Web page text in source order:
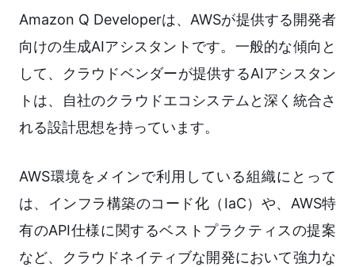
Amazon Q Developerは、AWSが提供する開発者
向けの生成AIアシスタントです。一般的な傾向と
して、クラウドベンダーが提供するAIアシスタン
トは、自社のクラウドエコシステムと深く統合さ
れる設計思想を持っています。
AWS環境をメインで利用している組織にとって
は、インフラ構築のコード化（IaC）や、AWS特
有のAPI仕様に関するベストプラクティスの提案
など、クラウドネイティブな開発において強力な